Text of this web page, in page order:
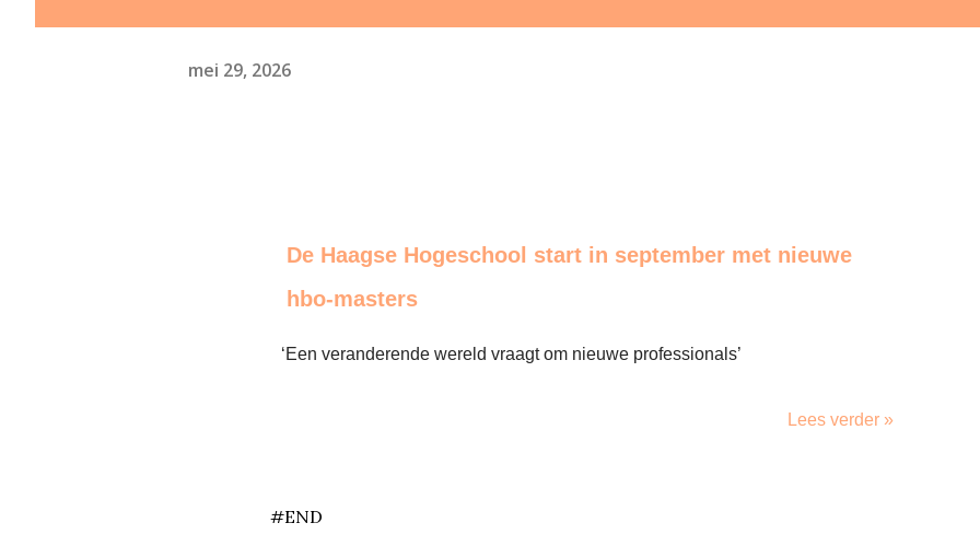
mei 29, 2026
De Haagse Hogeschool start in september met nieuwe
hbo-masters
‘Een veranderende wereld vraagt om nieuwe professionals’
Lees verder »
#END